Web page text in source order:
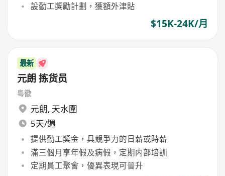
設勤工獎勵計劃，獲額外津貼
$15K-24K/月
最新
元朗 拣货员
粤徽
元朗, 天水圍
5天/週
提供勤工獎金，具競爭力的日薪或時薪
滿三個月享年假及病假，定期内部培訓
定期員工聚會，優異表現可晉升